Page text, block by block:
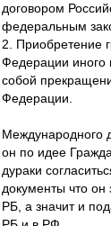
договором
федеральным
2. Приобретение
Федерации иного
собой
Федерации.
Международного
он по идее
дураки
документы что он
РБ, а значит и